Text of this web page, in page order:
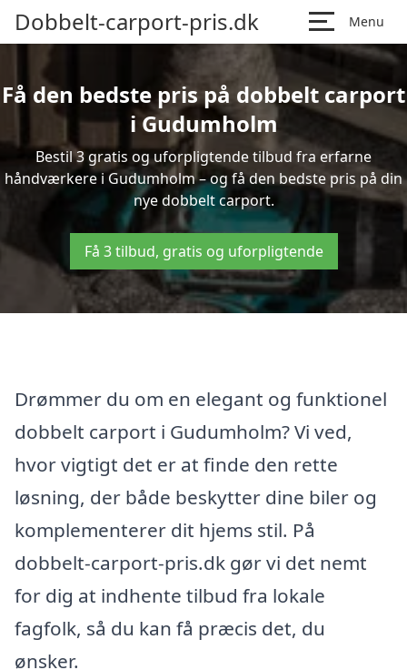
Dobbelt-carport-pris.dk Menu
Få den bedste pris på dobbelt carport
i Gudumholm
Bestil 3 gratis og uforpligtende tilbud fra erfarne
håndværkere i Gudumholm – og få den bedste pris på din
nye dobbelt carport.
Få 3 tilbud, gratis og uforpligtende
Drømmer du om en elegant og funktionel
dobbelt carport i Gudumholm? Vi ved,
hvor vigtigt det er at finde den rette
løsning, der både beskytter dine biler og
komplementerer dit hjems stil. På
dobbelt-carport-pris.dk gør vi det nemt
for dig at indhente tilbud fra lokale
fagfolk, så du kan få præcis det, du
ønsker.